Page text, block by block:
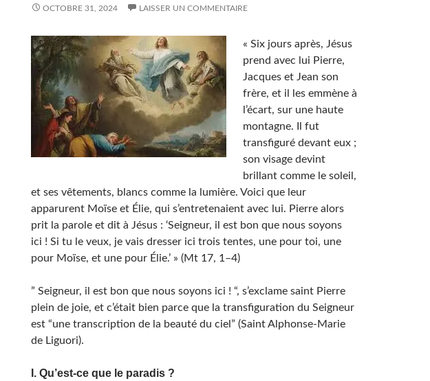
OCTOBRE 31, 2024 LAISSER UN COMMENTAIRE
« Six jours après, Jésus
prend avec lui Pierre,
Jacques et Jean son
frère, et il les emmène à
l’écart, sur une haute
montagne. Il fut
transfiguré devant eux ;
son visage devint
brillant comme le soleil,
et ses vêtements, blancs comme la lumière. Voici que leur
apparurent Moïse et Élie, qui s’entretenaient avec lui. Pierre alors
prit la parole et dit à Jésus : ‘Seigneur, il est bon que nous soyons
ici ! Si tu le veux, je vais dresser ici trois tentes, une pour toi, une
pour Moïse, et une pour Élie.’ » (Mt 17, 1–4)
” Seigneur, il est bon que nous soyons ici ! “, s’exclame saint Pierre
plein de joie, et c’était bien parce que la transfiguration du Seigneur
est “une transcription de la beauté du ciel” (Saint Alphonse-Marie
de Liguori).
I. Qu’est-ce que le paradis ?